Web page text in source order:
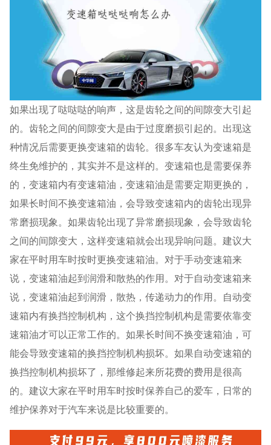
如果出现了哒哒哒的响声，这是齿轮之间的间隙变大引起
的。齿轮之间的间隙变大是由于过度磨损引起的。出现这
种情况后需要更换变速箱的齿轮。很多车友认为变速箱是
终生免维护的，其实并不是这样的。变速箱也是需要保养
的，变速箱内有变速箱油，变速箱油是需要定期更换的，
如果长时间不换变速箱油，会导致变速箱内的齿轮出现异
常磨损现象。如果齿轮出现了异常磨损现象，会导致齿轮
之间的间隙变大，这样变速箱就会出现异响问题。建议大
家在平时用车时按时更换变速箱油。对于手动变速箱来
说，变速箱油起到润滑和散热的作用。对于自动变速箱来
说，变速箱油起到润滑，散热，传递动力的作用。自动变
速箱内有换挡控制机构，这个换挡控制机构是需要依靠变
速箱油才可以正常工作的。如果长时间不换变速箱油，可
能会导致变速箱的换挡控制机构损坏。如果自动变速箱的
换挡控制机构损坏了，那维修起来所花费的费用是很高
的。建议大家在平时用车时按时保养自己的爱车，日常的
维护保养对于汽车来说是比较重要的。